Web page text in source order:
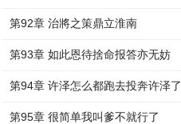
第92章 治將之策鼎立淮南
第93章 如此恩待捨命报答亦无妨
第94章 许泽怎么都跑去投奔许泽了
第95章 很简单我叫爹不就行了